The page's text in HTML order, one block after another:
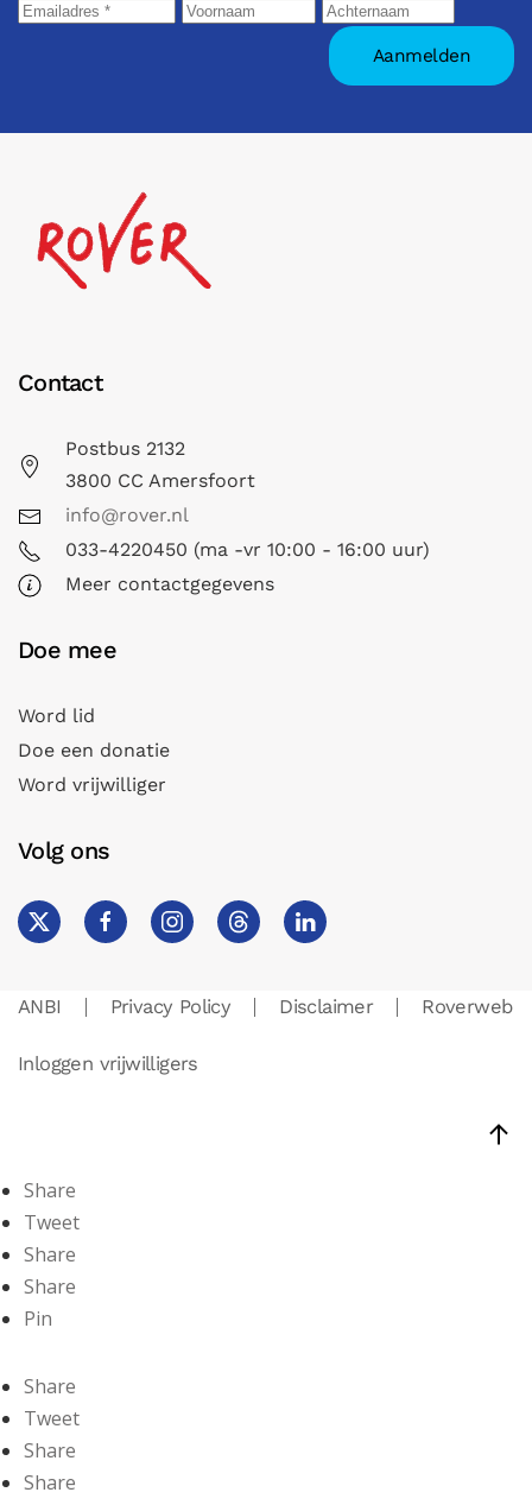
Contact
Postbus 2132
3800 CC Amersfoort
info@rover.nl
033-4220450 (ma -vr 10:00 - 16:00 uur)
Meer contactgegevens
Doe mee
Word lid
Doe een donatie
Word vrijwilliger
Volg ons
ANBI Privacy Policy Disclaimer Roverweb
Inloggen vrijwilligers
Share
Tweet
Share
Share
Pin
Share
Tweet
Share
Share